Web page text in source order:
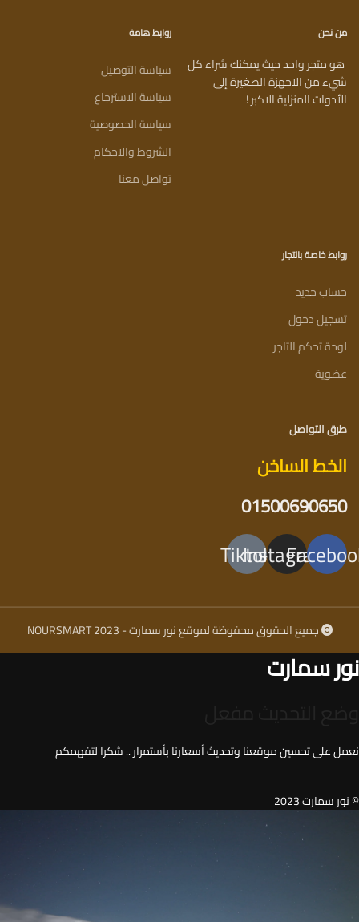
من نحن
هو متجر واحد حيث يمكنك شراء كل
شيء من الاجهزة الصغيرة إلى
الأدوات المنزلية الاكبر !
روابط هامة
سياسة التوصيل
سياسة الاسترجاع
سياسة الخصوصية
الشروط والاحكام
تواصل معنا
روابط خاصة بالتجار
حساب جديد
تسجيل دخول
لوحة تحكم التاجر
عضوية
طرق التواصل
الخط الساخن
01500690650
Instagram
Tiktok
جميع الحقوق محفوظة لموقع نور سمارت - NOURSMART 2023
نور سمارت
نعمل على تحسين موقعنا وتحديث أسعارنا بأستمرار .. شكرا لتفهمكم
© نور سمارت 2023